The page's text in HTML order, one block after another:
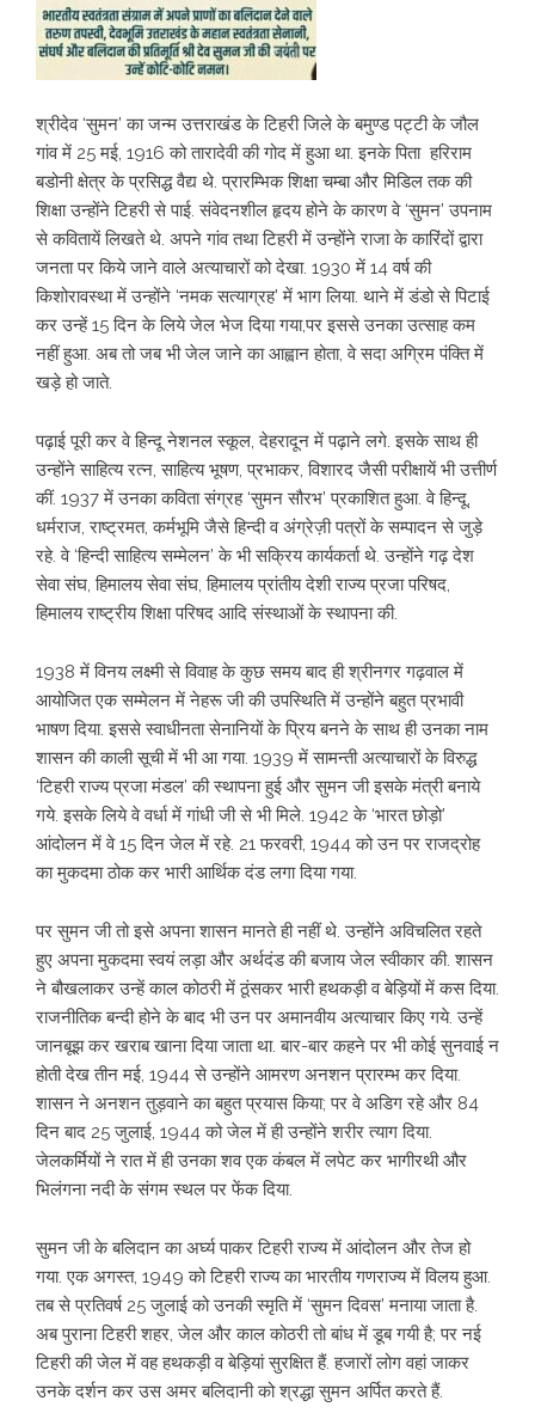
श्रीदेव ‘सुमन’ का जन्म उत्तराखंड के टिहरी जिले के बमुण्ड पट्टी के जौल
गांव में 25 मई, 1916 को तारादेवी की गोद में हुआ था. इनके पिता हरिराम
बडोनी क्षेत्र के प्रसिद्ध वैद्य थे. प्रारम्भिक शिक्षा चम्बा और मिडिल तक की
शिक्षा उन्होंने टिहरी से पाई. संवेदनशील हृदय होने के कारण वे ‘सुमन’ उपनाम
से कवितायें लिखते थे. अपने गांव तथा टिहरी में उन्होंने राजा के कारिंदों द्वारा
जनता पर किये जाने वाले अत्याचारों को देखा. 1930 में 14 वर्ष की
किशोरावस्था में उन्होंने ‘नमक सत्याग्रह’ में भाग लिया. थाने में डंडो से पिटाई
कर उन्हें 15 दिन के लिये जेल भेज दिया गया,पर इससे उनका उत्साह कम
नहीं हुआ. अब तो जब भी जेल जाने का आह्वान होता, वे सदा अग्रिम पंक्ति में
खड़े हो जाते.
पढ़ाई पूरी कर वे हिन्दू नेशनल स्कूल, देहरादून में पढ़ाने लगे. इसके साथ ही
उन्होंने साहित्य रत्न, साहित्य भूषण, प्रभाकर, विशारद जैसी परीक्षायें भी उत्तीर्ण
कीं. 1937 में उनका कविता संग्रह ‘सुमन सौरभ’ प्रकाशित हुआ. वे हिन्दू,
धर्मराज, राष्ट्रमत, कर्मभूमि जैसे हिन्दी व अंग्रेज़ी पत्रों के सम्पादन से जुड़े
रहे. वे ‘हिन्दी साहित्य सम्मेलन’ के भी सक्रिय कार्यकर्ता थे. उन्होंने गढ़ देश
सेवा संघ, हिमालय सेवा संघ, हिमालय प्रांतीय देशी राज्य प्रजा परिषद,
हिमालय राष्ट्रीय शिक्षा परिषद आदि संस्थाओं के स्थापना की.
1938 में विनय लक्ष्मी से विवाह के कुछ समय बाद ही श्रीनगर गढ़वाल में
आयोजित एक सम्मेलन में नेहरू जी की उपस्थिति में उन्होंने बहुत प्रभावी
भाषण दिया. इससे स्वाधीनता सेनानियों के प्रिय बनने के साथ ही उनका नाम
शासन की काली सूची में भी आ गया. 1939 में सामन्ती अत्याचारों के विरुद्ध
‘टिहरी राज्य प्रजा मंडल’ की स्थापना हुई और सुमन जी इसके मंत्री बनाये
गये. इसके लिये वे वर्धा में गांधी जी से भी मिले. 1942 के ‘भारत छोड़ो’
आंदोलन में वे 15 दिन जेल में रहे. 21 फरवरी, 1944 को उन पर राजद्रोह
का मुकदमा ठोक कर भारी आर्थिक दंड लगा दिया गया.
पर सुमन जी तो इसे अपना शासन मानते ही नहीं थे. उन्होंने अविचलित रहते
हुए अपना मुकदमा स्वयं लड़ा और अर्थदंड की बजाय जेल स्वीकार की. शासन
ने बौखलाकर उन्हें काल कोठरी में ठूंसकर भारी हथकड़ी व बेड़ियों में कस दिया.
राजनीतिक बन्दी होने के बाद भी उन पर अमानवीय अत्याचार किए गये. उन्हें
जानबूझ कर खराब खाना दिया जाता था. बार-बार कहने पर भी कोई सुनवाई न
होती देख तीन मई, 1944 से उन्होंने आमरण अनशन प्रारम्भ कर दिया.
शासन ने अनशन तुड़वाने का बहुत प्रयास किया; पर वे अडिग रहे और 84
दिन बाद 25 जुलाई, 1944 को जेल में ही उन्होंने शरीर त्याग दिया.
जेलकर्मियों ने रात में ही उनका शव एक कंबल में लपेट कर भागीरथी और
भिलंगना नदी के संगम स्थल पर फेंक दिया.
सुमन जी के बलिदान का अर्घ्य पाकर टिहरी राज्य में आंदोलन और तेज हो
गया. एक अगस्त, 1949 को टिहरी राज्य का भारतीय गणराज्य में विलय हुआ.
तब से प्रतिवर्ष 25 जुलाई को उनकी स्मृति में ‘सुमन दिवस’ मनाया जाता है.
अब पुराना टिहरी शहर, जेल और काल कोठरी तो बांध में डूब गयी है; पर नई
टिहरी की जेल में वह हथकड़ी व बेड़ियां सुरक्षित हैं. हजारों लोग वहां जाकर
उनके दर्शन कर उस अमर बलिदानी को श्रद्धा सुमन अर्पित करते हैं.